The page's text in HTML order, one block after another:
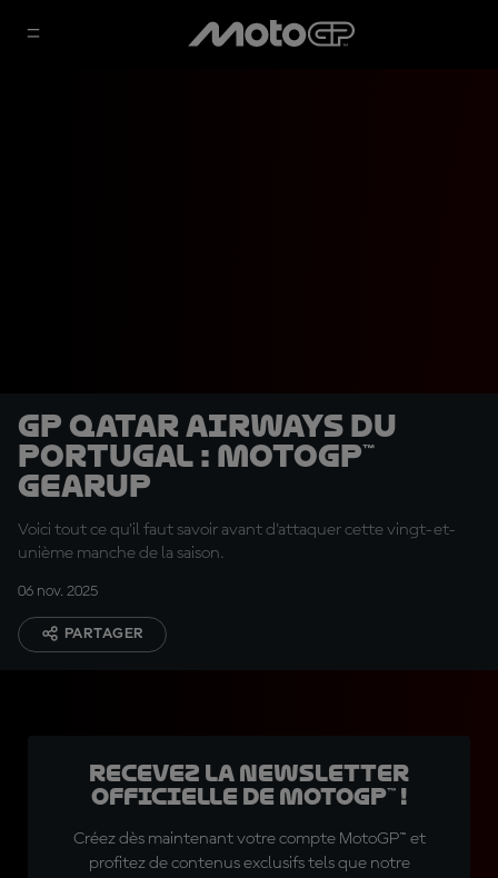
GP Qatar Airways du
Portugal : MotoGP™
GearUP
Voici tout ce qu'il faut savoir avant d'attaquer cette vingt-et-
unième manche de la saison.
06 nov. 2025
PARTAGER
Recevez la Newsletter
officielle de MotoGP™ !
Créez dès maintenant votre compte MotoGP™ et
profitez de contenus exclusifs tels que notre